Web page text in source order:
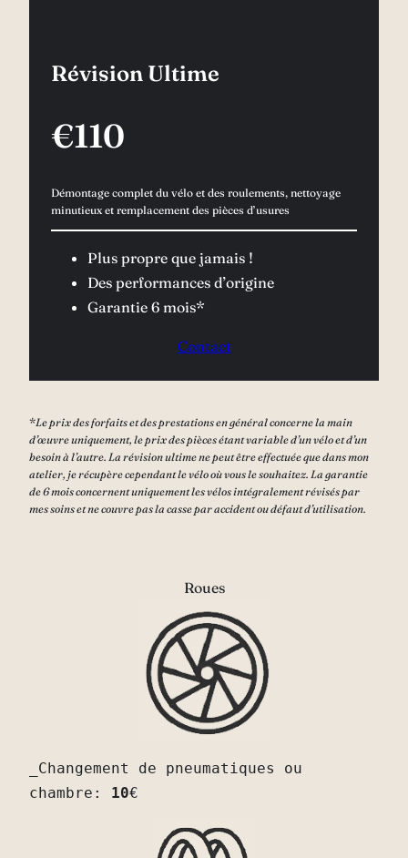
Révision Ultime
€110
Démontage complet du vélo et des roulements, nettoyage
minutieux et remplacement des pièces d’usures
Plus propre que jamais !
Des performances d’origine
Garantie 6 mois*
Contact
*Le prix des forfaits et des prestations en général concerne la main
d’œuvre uniquement, le prix des pièces étant variable d’un vélo et d’un
besoin à l’autre. La révision ultime ne peut être effectuée que dans mon
atelier, je récupère cependant le vélo où vous le souhaitez. La garantie
de 6 mois concernent uniquement les vélos intégralement révisés par
mes soins et ne couvre pas la casse par accident ou défaut d’utilisation.
Roues
_Changement de pneumatiques ou
chambre: 10€